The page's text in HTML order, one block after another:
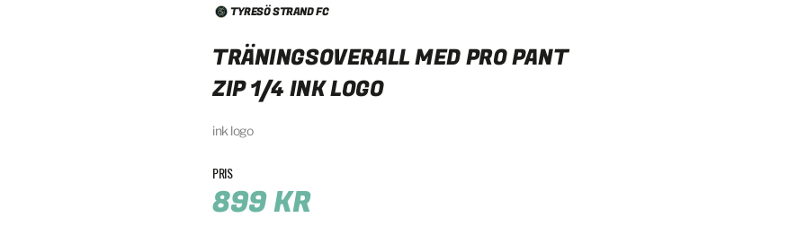
TYRESÖ STRAND FC
TRÄNINGSOVERALL MED PRO PANT
ZIP 1/4 INK LOGO
ink logo
899KR